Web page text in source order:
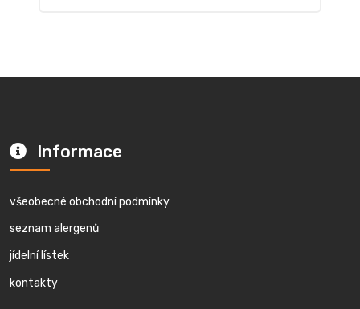
Informace
všeobecné obchodní podmínky
seznam alergenů
jídelní lístek
kontakty